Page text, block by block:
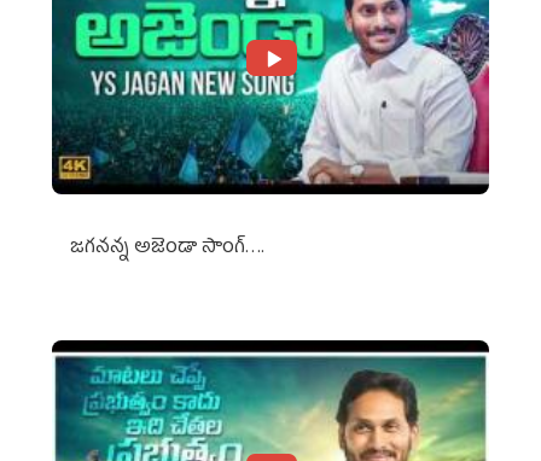
జగనన్న అజెండా సాంగ్….